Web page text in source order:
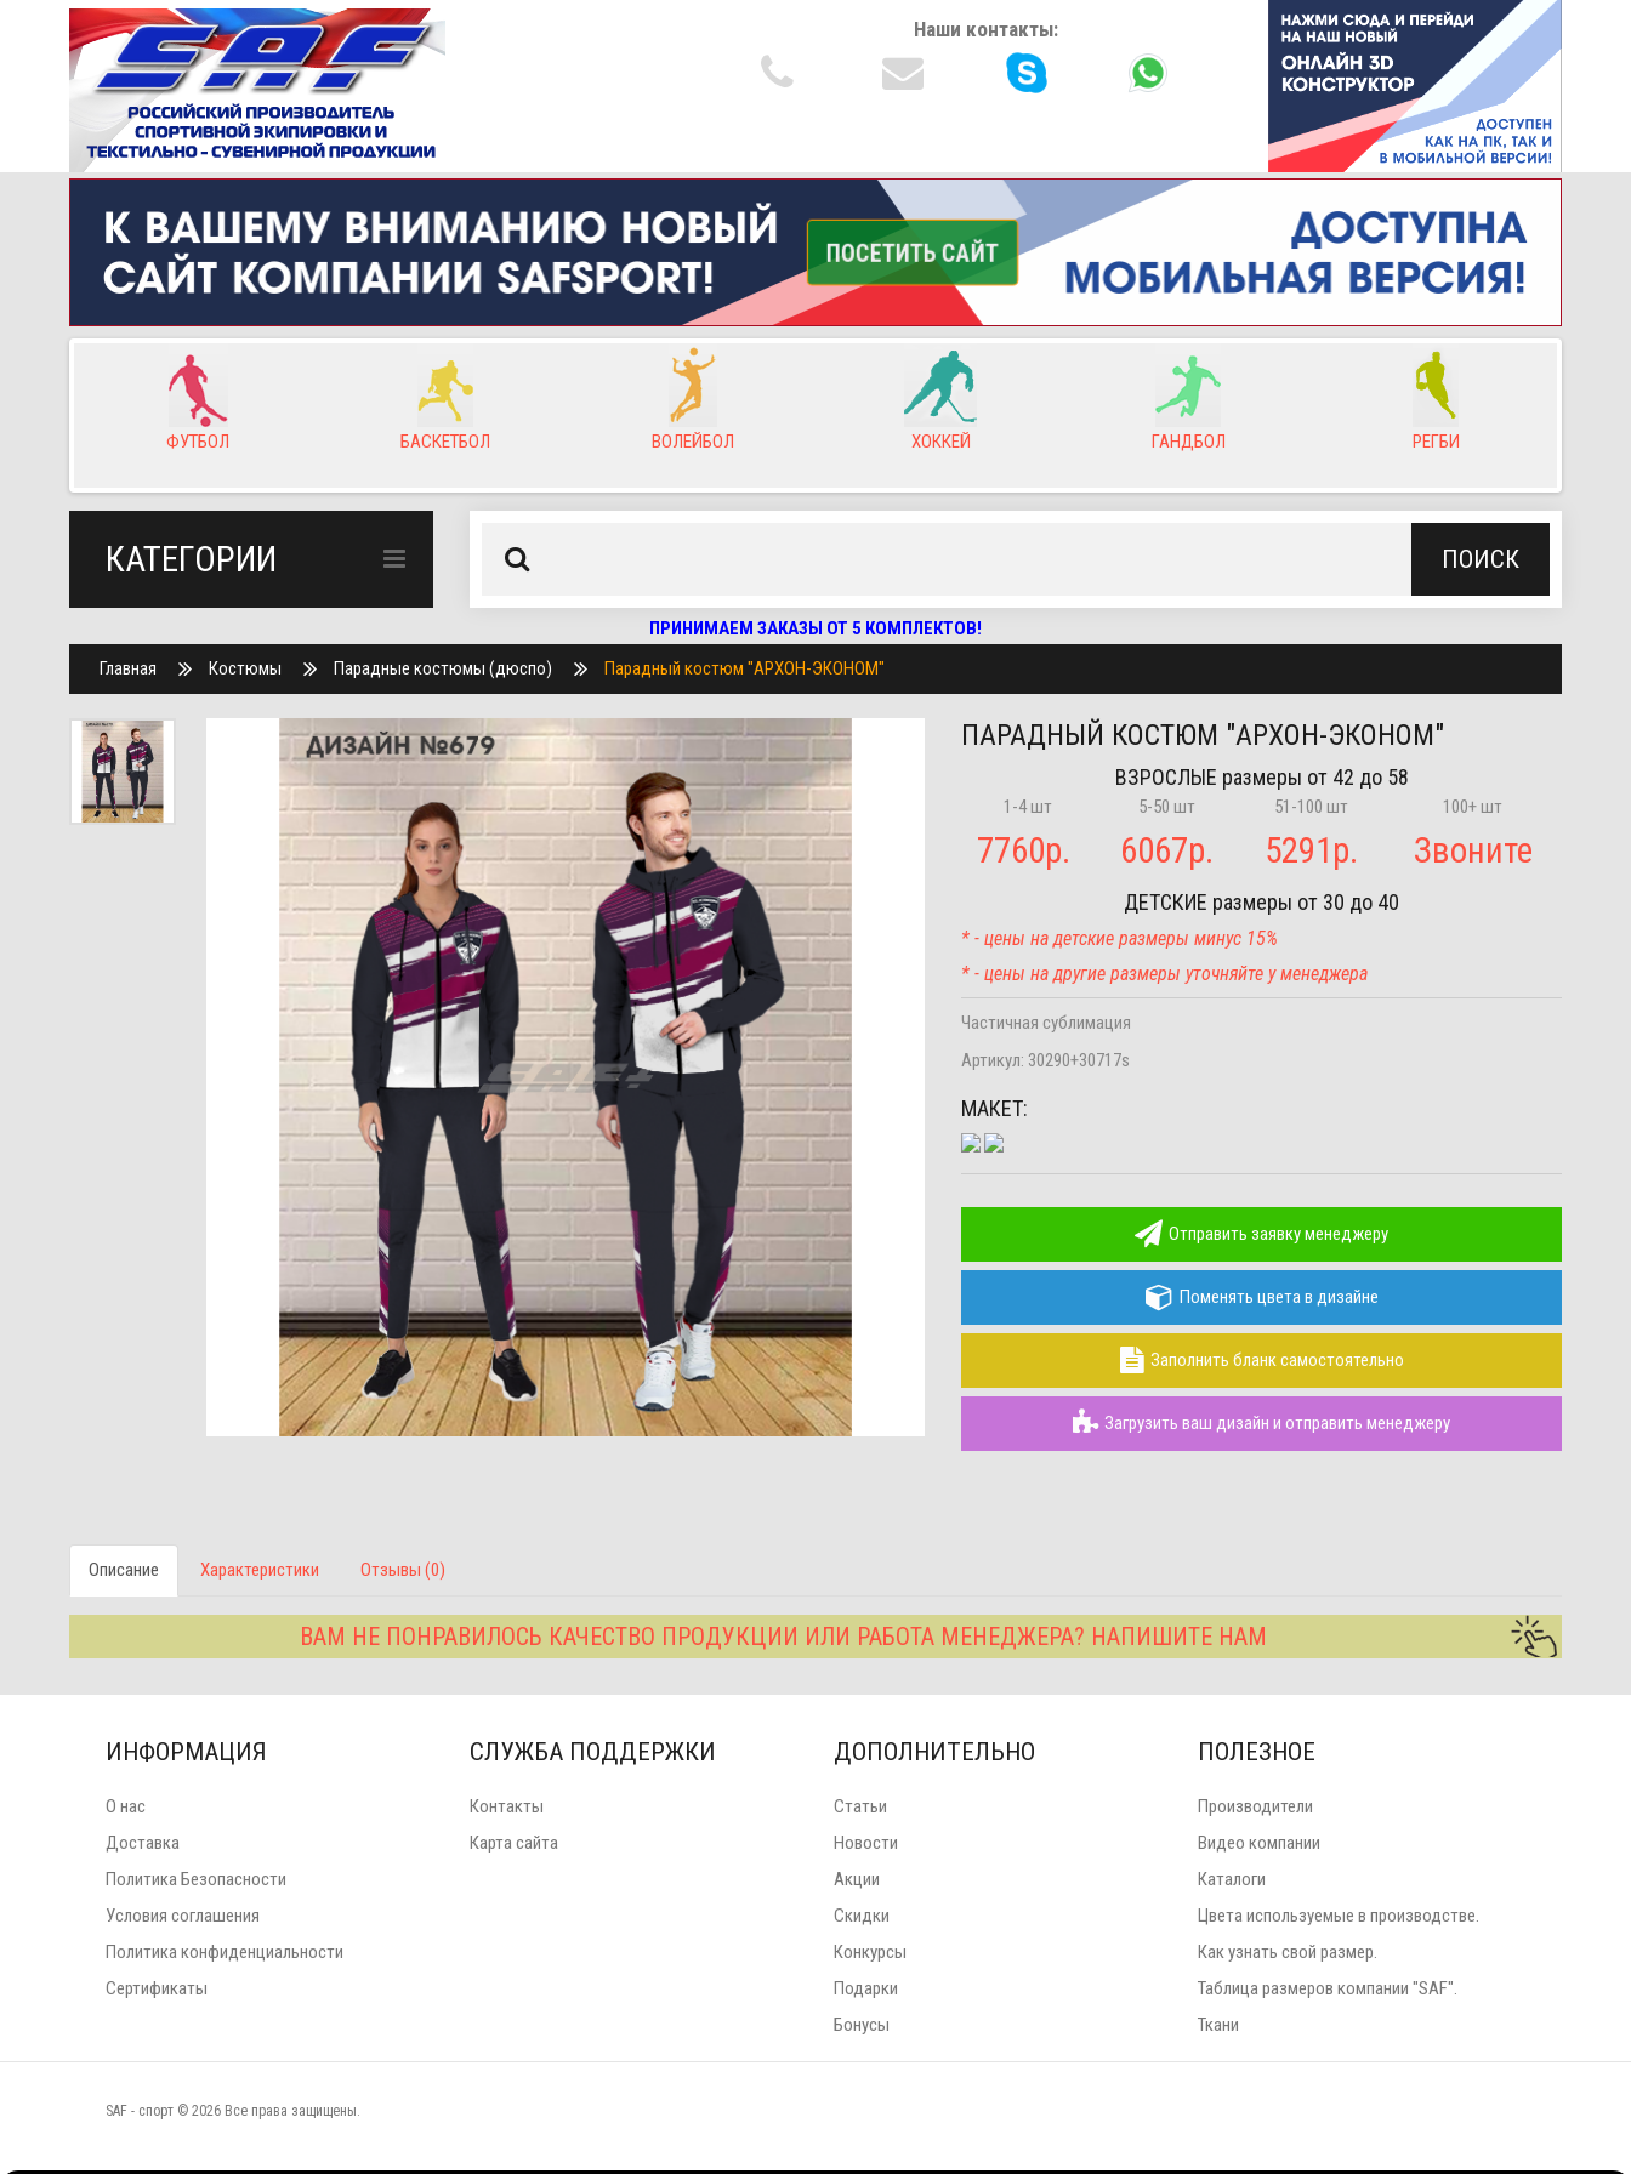
Наши контакты:
ФУТБОЛ БАСКЕТБОЛ ВОЛЕЙБОЛ ХОККЕЙ ГАНДБОЛ РЕГБИ
КАТЕГОРИИ ПОИСК
ПРИНИМАЕМ ЗАКАЗЫ ОТ 5 КОМПЛЕКТОВ!
Главная
Костюмы Парадные костюмы (дюспо) Парадный костюм "АРХОН-ЭКОНОМ"
ПАРАДНЫЙ КОСТЮМ "АРХОН-ЭКОНОМ"
ВЗРОСЛЫЕ размеры от 42 до 58
1-4 шт 5-50 шт 51-100 шт 100+ шт
7760р. 6067р. 5291р. Звоните
ДЕТСКИЕ размеры от 30 до 40
* - цены на детские размеры минус 15%
* - цены на другие размеры уточняйте у менеджера
Частичная сублимация
Артикул: 30290+30717s
МАКЕТ:
Отправить заявку менеджеру
Поменять цвета в дизайне
Заполнить бланк самостоятельно
Загрузить ваш дизайн и отправить менеджеру
Описание Характеристики Отзывы (0)
ВАМ НЕ ПОНРАВИЛОСЬ КАЧЕСТВО ПРОДУКЦИИ ИЛИ РАБОТА МЕНЕДЖЕРА? НАПИШИТЕ НАМ
ИНФОРМАЦИЯ
О нас
Доставка
Политика Безопасности
Условия соглашения
Политика конфиденциальности
Сертификаты
СЛУЖБА ПОДДЕРЖКИ
Контакты
Карта сайта
ДОПОЛНИТЕЛЬНО
Статьи
Новости
Акции
Скидки
Конкурсы
Подарки
Бонусы
ПОЛЕЗНОЕ
Производители
Видео компании
Каталоги
Цвета используемые в производстве.
Как узнать свой размер.
Таблица размеров компании "SAF".
Ткани
SAF - спорт © 2026 Все права защищены.